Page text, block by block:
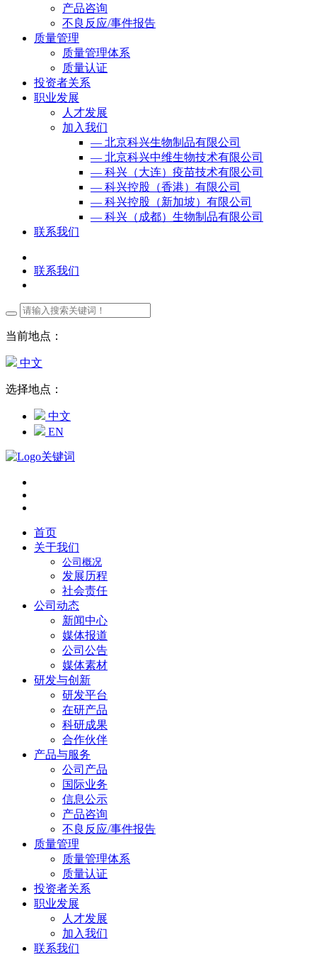
产品咨询
不良反应/事件报告
质量管理
质量管理体系
质量认证
投资者关系
职业发展
人才发展
加入我们
— 北京科兴生物制品有限公司
— 北京科兴中维生物技术有限公司
— 科兴（大连）疫苗技术有限公司
— 科兴控股（香港）有限公司
— 科兴控股（新加坡）有限公司
— 科兴（成都）生物制品有限公司
联系我们
联系我们
当前地点：
中文
选择地点：
中文
EN
首页
关于我们
公司概况
发展历程
社会责任
公司动态
新闻中心
媒体报道
公司公告
媒体素材
研发与创新
研发平台
在研产品
科研成果
合作伙伴
产品与服务
公司产品
国际业务
信息公示
产品咨询
不良反应/事件报告
质量管理
质量管理体系
质量认证
投资者关系
职业发展
人才发展
加入我们
联系我们